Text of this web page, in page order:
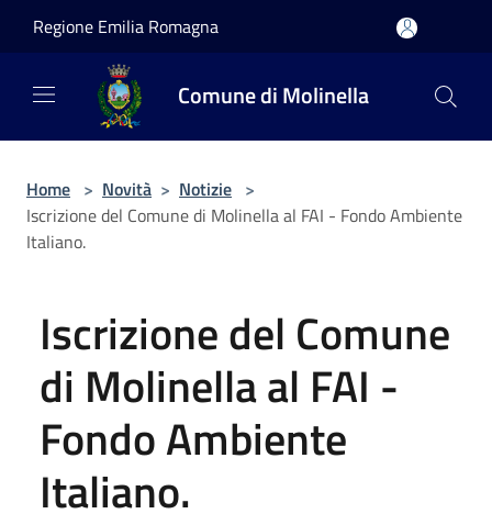
Regione Emilia Romagna
Comune di Molinella
Home > Novità > Notizie >
Iscrizione del Comune di Molinella al FAI - Fondo Ambiente
Italiano.
Iscrizione del Comune
di Molinella al FAI -
Fondo Ambiente
Italiano.